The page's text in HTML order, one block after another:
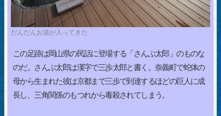
だんだんお湯が入ってきた
この足跡は岡山県の民話に登場する「さんぶ太郎」のものな
のだ。さんぶ太郎は漢字で三歩太郎と書く。奈義町で蛇体の
母から生まれた彼は京都まで三歩で到達するほどの巨人に成
長し、三角関係のもつれから毒殺されてしまう。